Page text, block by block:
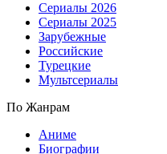
Сериалы 2026
Сериалы 2025
Зарубежные
Российские
Турецкие
Мультсериалы
По Жанрам
Аниме
Биографии